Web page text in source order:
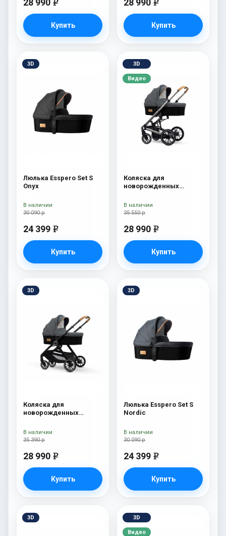
e
Купить
e
Купить
3D
Люлька Esspero Set S
Onyx
30 090 р
24 399 e
Купить
В наличии
3D
Видео
Коляска для
новорожденных
35 550 р
28 990 e
Купить
В наличии
3D
Коляска для
новорожденных
35 390 р
28 990 e
Купить
В наличии
3D
Люлька Esspero Set S
Nordic
30 090 р
24 399 e
Купить
В наличии
3D 3D
Видео